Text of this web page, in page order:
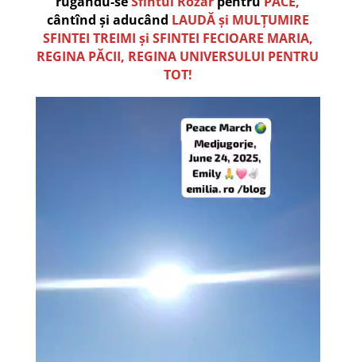
cântînd și aducând LAUDĂ și MULȚUMIRE
SFINTEI TREIMI și SFINTEI FECIOARE MARIA,
REGINA PĂCII, REGINA UNIVERSULUI PENTRU
TOT!